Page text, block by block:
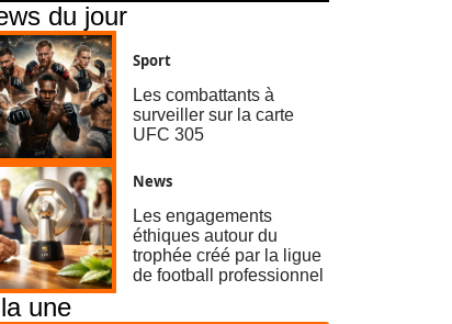
du jour
Sport
Les combattants à
surveiller sur la carte
UFC 305
News
Les engagements
éthiques autour du
trophée créé par la ligue
de football professionnel
une